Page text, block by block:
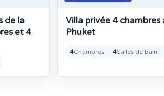
de la
et 4
Villa privée 4 chambres
Phuket
4Chambres 4Salles de bain